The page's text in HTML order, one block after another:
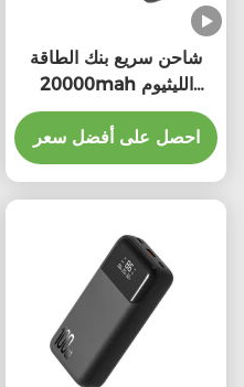
شاحن سريع بنك الطاقة
20000mah الليثيوم
البوليمر 100 واط شاحن
محمول حماية من الحريق
احصل على أفضل سعر